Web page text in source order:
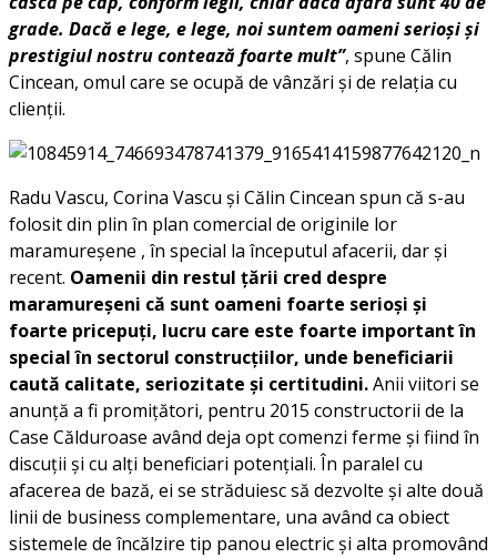
grade. Dacă e lege, e lege, noi suntem oameni serioși și
prestigiul nostru contează foarte mult”, spune Călin
Cincean, omul care se ocupă de vânzări și de relația cu
clienții.
Radu Vascu, Corina Vascu și Călin Cincean spun că s-au
folosit din plin în plan comercial de originile lor
maramureșene , în special la începutul afacerii, dar și
recent. Oamenii din restul țării cred despre
maramureșeni că sunt oameni foarte serioși și
foarte pricepuți, lucru care este foarte important în
special în sectorul construcțiilor, unde beneficiarii
caută calitate, seriozitate și certitudini.Anii viitori se
anunță a fi promițători, pentru 2015 constructorii de la
Case Călduroase având deja opt comenzi ferme și fiind în
discuții și cu alți beneficiari potențiali. În paralel cu
afacerea de bază, ei se străduiesc să dezvolte și alte două
linii de business complementare, una având ca obiect
sistemele de încălzire tip panou electric și alta promovând